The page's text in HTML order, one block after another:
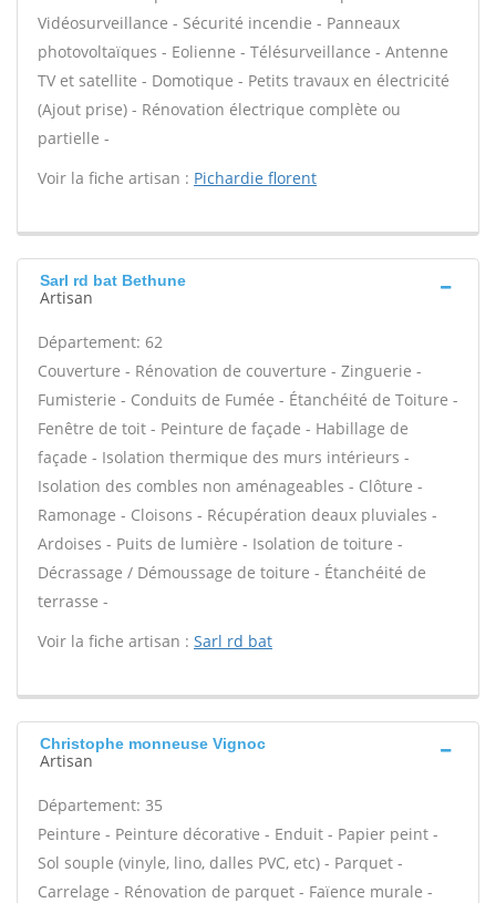
Vidéosurveillance - Sécurité incendie - Panneaux
photovoltaïques - Eolienne - Télésurveillance - Antenne
TV et satellite - Domotique - Petits travaux en électricité
(Ajout prise) - Rénovation électrique complète ou
partielle -
Voir la fiche artisan : Pichardie florent
Sarl rd bat Bethune
Artisan
Département: 62
Couverture - Rénovation de couverture - Zinguerie -
Fumisterie - Conduits de Fumée - Étanchéité de Toiture -
Fenêtre de toit - Peinture de façade - Habillage de
façade - Isolation thermique des murs intérieurs -
Isolation des combles non aménageables - Clôture -
Ramonage - Cloisons - Récupération deaux pluviales -
Ardoises - Puits de lumière - Isolation de toiture -
Décrassage / Démoussage de toiture - Étanchéité de
terrasse -
Voir la fiche artisan : Sarl rd bat
Christophe monneuse Vignoc
Artisan
Département: 35
Peinture - Peinture décorative - Enduit - Papier peint -
Sol souple (vinyle, lino, dalles PVC, etc) - Parquet -
Carrelage - Rénovation de parquet - Faïence murale -